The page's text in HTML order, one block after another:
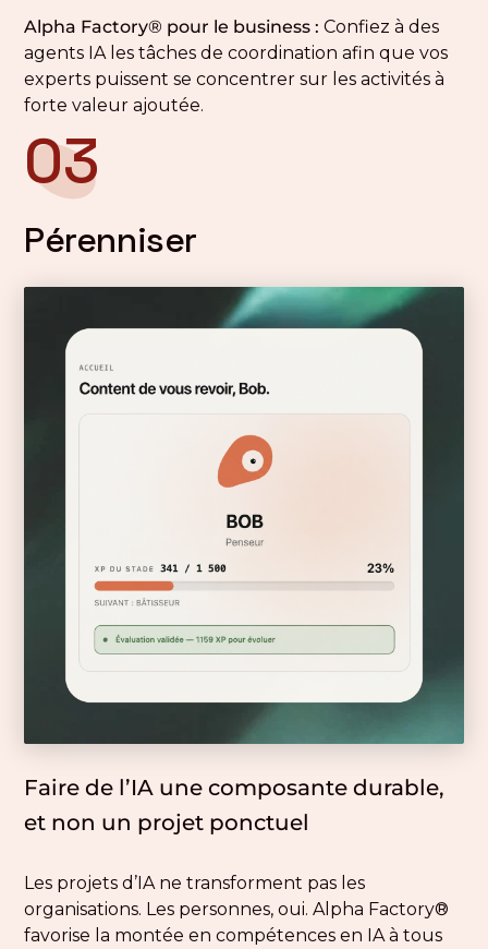
Alpha Factory® pour le business : Confiez à des
agents IA les tâches de coordination afin que vos
experts puissent se concentrer sur les activités à
forte valeur ajoutée.
03
Pérenniser
Faire de l’IA une composante durable,
et non un projet ponctuel
Les projets d’IA ne transforment pas les
organisations. Les personnes, oui. Alpha Factory®
favorise la montée en compétences en IA à tous